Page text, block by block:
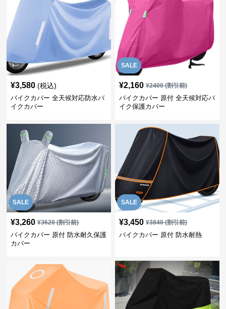
¥3,580 (税込)
バイクカバー 全天候対応防水バ
イクカバー
SALE
¥2,160 ¥2400(割引前)
バイクカバー 原付 全天候対応バ
イク保護カバー
SALE
¥3,260 ¥3620(割引前)
バイクカバー 原付 防水耐久保護
カバー
SALE
¥3,450 ¥3840(割引前)
バイクカバー 原付 防水耐熱